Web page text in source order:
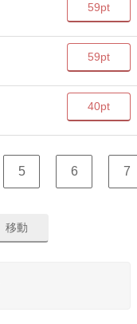
59pt
59pt
40pt
5 6 7